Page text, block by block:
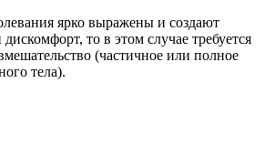
ярко выражены и создают
то в этом случае требуется
(частичное или полное
тела).